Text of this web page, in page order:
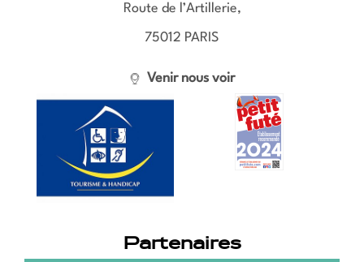
Route de l’Artillerie,
75012 PARIS
Venir nous voir
Partenaires